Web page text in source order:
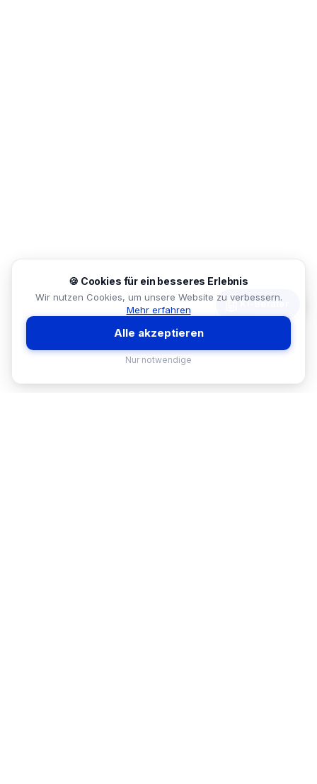
🤖KI-Berater
🍪 Cookies für ein besseres Erlebnis
Wir nutzen Cookies, um unsere Website zu verbessern.
Mehr erfahren
Alle akzeptieren
Nur notwendige